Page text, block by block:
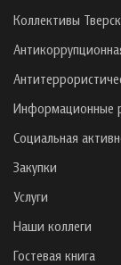
Коллективы
Информационные
Социальная
Закупки
Услуги
Наши коллеги
Гостевая книга